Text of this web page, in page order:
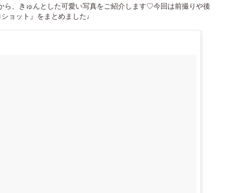
ら、きゅんとした可愛い写真をご紹介します♡今回は前撮りや後
ョット』をまとめました♩